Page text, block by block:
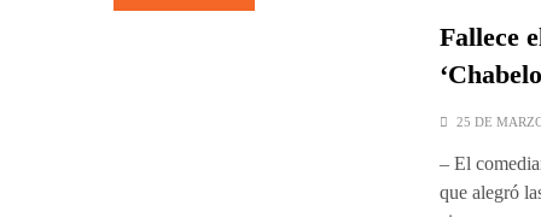
Fallece
25 DE
– El
que alegró